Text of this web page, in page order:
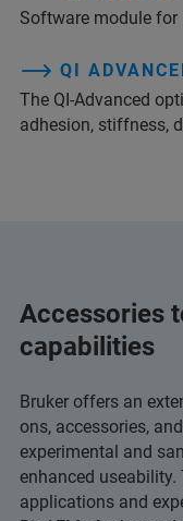
Software module
QI
The QI-Advanced
adhesion, stiffness,
Accessories
capabilities
Bruker offers an
ons, accessories,
experimental and
enhanced
applications and